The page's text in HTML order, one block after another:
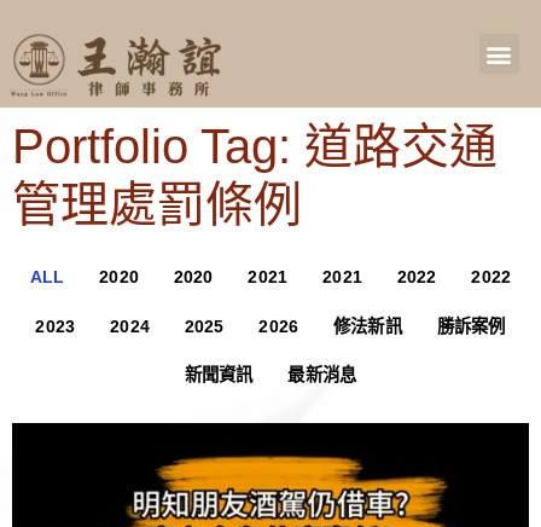
Portfolio Tag: 道路交通
管理處罰條例
ALL 2020 2020 2021 2021 2022 2022
2023 2024 2025 2026 修法新訊 勝訴案例
新聞資訊 最新消息